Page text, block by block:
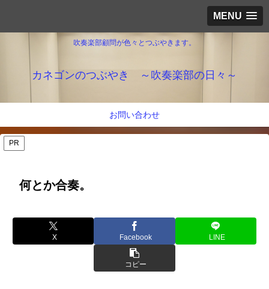
MENU
吹奏楽部顧問が色々とつぶやきます。
カネゴンのつぶやき ～吹奏楽部の日々～
お問い合わせ
PR
何とか合奏。
X Facebook LINE
コピー